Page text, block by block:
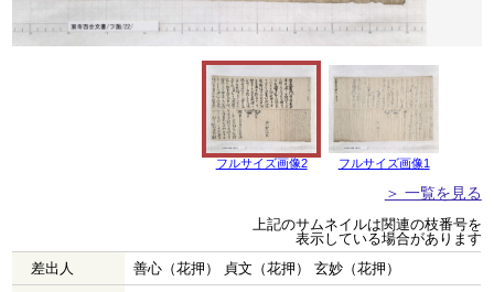
フルサイズ画像2 フルサイズ画像1
＞ 一覧を見る
上記のサムネイルは関連の枝番号を
表示している場合があります
差出人
善心（花押） 貞文（花押） 玄妙（花押）